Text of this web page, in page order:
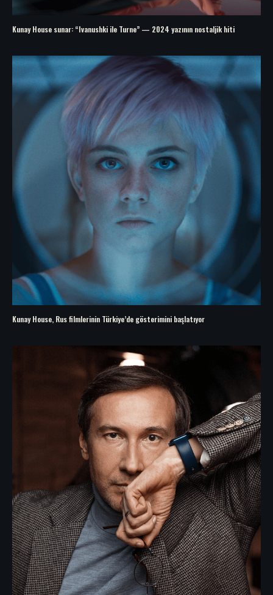
Kunay House sunar: “Ivanushki ile Turne” — 2024 yazının nostaljik hiti
Kunay House, Rus filmlerinin Türkiye’de gösterimini başlatıyor